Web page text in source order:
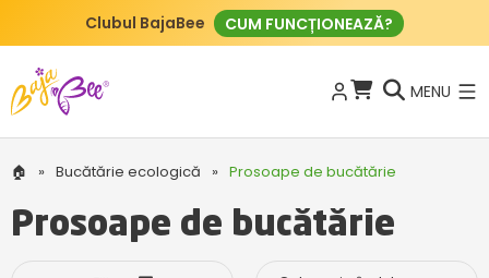
Clubul BajaBee CUM FUNCȚIONEAZĂ?
MENU
🏠 » Bucătărie ecologică » Prosoape de bucătărie
Prosoape de bucătărie